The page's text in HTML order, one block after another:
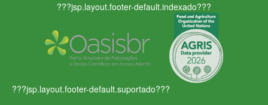
???jsp.layout.footer-default.indexado???
???jsp.layout.footer-default.suportado???